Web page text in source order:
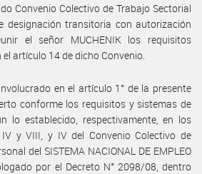
Convenio Colectivo de Trabajo Sectorial
designación transitoria con autorización
el señor MUCHENIK los requisitos
artículo 14 de dicho Convenio.
en el artículo 1° de la presente
conforme los requisitos y sistemas de
lo establecido, respectivamente, en los
y VIII, y IV del Convenio Colectivo de
del SISTEMA NACIONAL DE EMPLEO
por el Decreto N° 2098/08, dentro